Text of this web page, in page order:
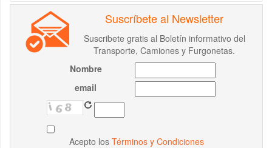
Suscríbete al Newsletter
Suscribete gratis al Boletín informativo del
Transporte, Camiones y Furgonetas.
Nombre
email
Acepto los Términos y Condiciones